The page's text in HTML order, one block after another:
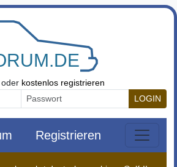
, oder kostenlos registrieren
LOGIN
Registrieren